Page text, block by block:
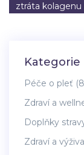
ztráta kolagenu
Kategorie
Péče o pleť
Zdraví a
Doplňky
Zdraví a výživa